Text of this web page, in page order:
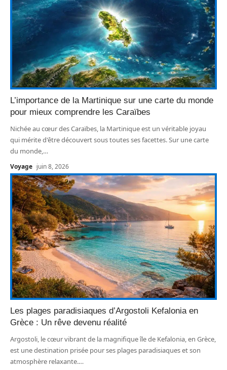
L’importance de la Martinique sur une carte du monde
pour mieux comprendre les Caraïbes
Nichée au cœur des Caraïbes, la Martinique est un véritable joyau
qui mérite d'être découvert sous toutes ses facettes. Sur une carte
du monde,…
Voyage juin 8, 2026
Les plages paradisiaques d’Argostoli Kefalonia en
Grèce : Un rêve devenu réalité
Argostoli, le cœur vibrant de la magnifique île de Kefalonia, en Grèce,
est une destination prisée pour ses plages paradisiaques et son
atmosphère relaxante.…